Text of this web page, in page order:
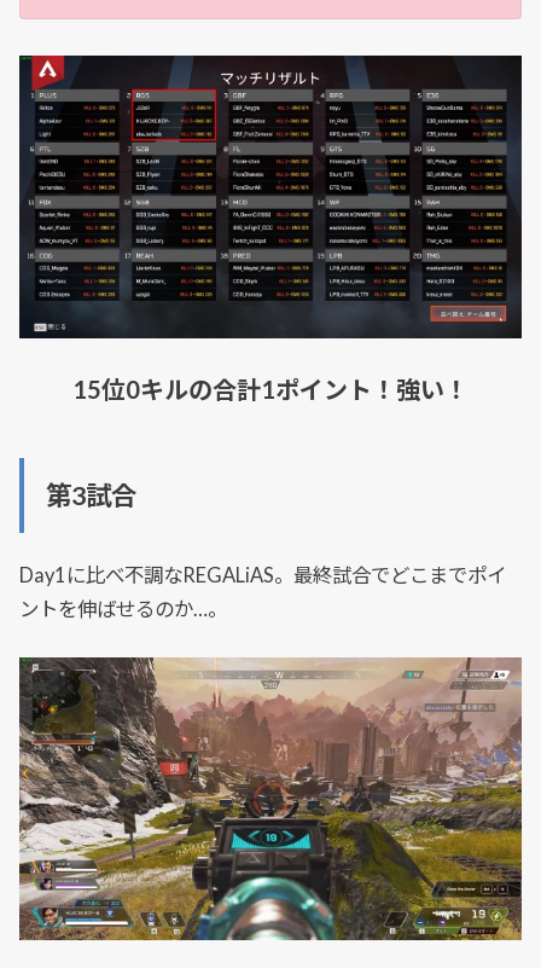
15位0キルの合計1ポイント！強い！
第3試合
Day1に比べ不調なREGALiAS。最終試合でどこまでポイ
ントを伸ばせるのか…。